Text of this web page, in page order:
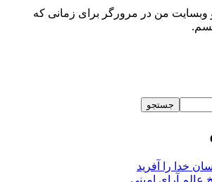
و وبسایت من در مرورگر برای زمانی که
جستجو
خدا را آفرید